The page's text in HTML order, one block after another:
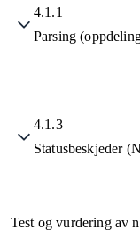
4.1.1
Parsing
4.1.3
Statusbeskjeder
Test og vurdering av